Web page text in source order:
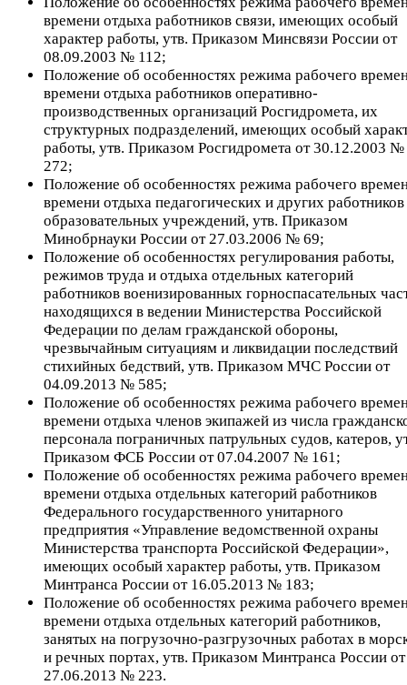
времени отдыха работников связи, имеющих особый
характер работы, утв. Приказом Минсвязи России от
08.09.2003 № 112;
Положение об особенностях режима рабочего
времени отдыха работников оперативно-
производственных организаций Росгидромета, их
структурных подразделений, имеющих особый
работы, утв. Приказом Росгидромета от 30.12.2003 №
272;
Положение об особенностях режима рабочего
времени отдыха педагогических и других работников
образовательных учреждений, утв. Приказом
Минобрнауки России от 27.03.2006 № 69;
Положение об особенностях регулирования работы,
режимов труда и отдыха отдельных категорий
работников военизированных горноспасательных
находящихся в ведении Министерства Российской
Федерации по делам гражданской обороны,
чрезвычайным ситуациям и ликвидации последствий
стихийных бедствий, утв. Приказом МЧС России от
04.09.2013 № 585;
Положение об особенностях режима рабочего
времени отдыха членов экипажей из числа
персонала пограничных патрульных судов, катеров,
Приказом ФСБ России от 07.04.2007 № 161;
Положение об особенностях режима рабочего
времени отдыха отдельных категорий работников
Федерального государственного унитарного
предприятия «Управление ведомственной охраны
Министерства транспорта Российской Федерации»,
имеющих особый характер работы, утв. Приказом
Минтранса России от 16.05.2013 № 183;
Положение об особенностях режима рабочего
времени отдыха отдельных категорий работников,
занятых на погрузочно-разгрузочных работах в
и речных портах, утв. Приказом Минтранса России от
27.06.2013 № 223.